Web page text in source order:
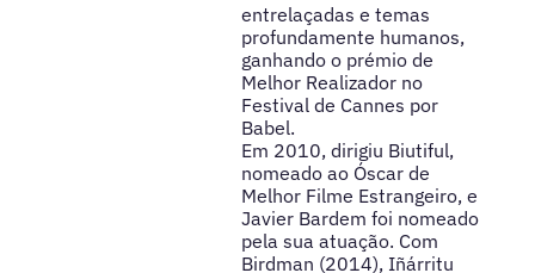
entrelaçadas e temas
profundamente humanos,
ganhando o prémio de
Melhor Realizador no
Festival de Cannes por
Babel.
Em 2010, dirigiu Biutiful,
nomeado ao Óscar de
Melhor Filme Estrangeiro, e
Javier Bardem foi nomeado
pela sua atuação. Com
Birdman (2014), Iñárritu